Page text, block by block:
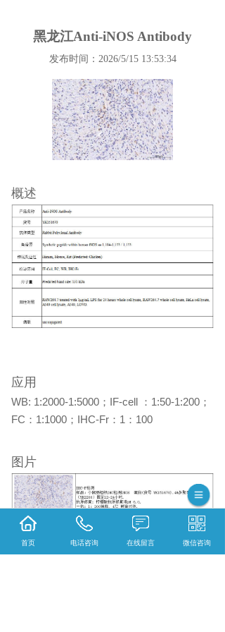
黑龙江Anti-iNOS Antibody
发布时间：2026/5/15 13:53:34
概述
应用
WB: 1:2000-1:5000 ； IF-cell ： 1:50-1:200 ；
FC ： 1:1000 ； IHC-Fr ： 1 ： 100
图片
首页 电话咨询 在线留言 微信咨询